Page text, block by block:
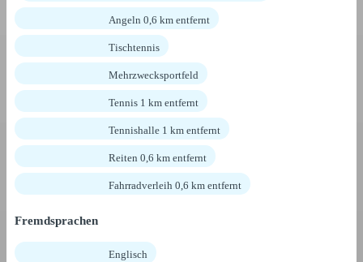
Angeln 0,6 km entfernt
Tischtennis
Mehrzwecksportfeld
Tennis 1 km entfernt
Tennishalle 1 km entfernt
Reiten 0,6 km entfernt
Fahrradverleih 0,6 km entfernt
Fremdsprachen
Englisch